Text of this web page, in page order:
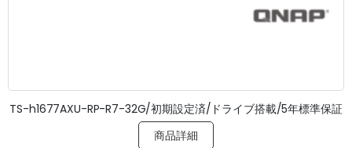
TS-h1677AXU-RP-R7-32G/初期設定済/ドライブ搭載/5年標準保証
商品詳細